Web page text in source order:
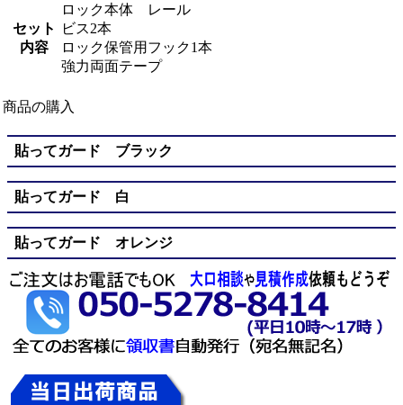
セット
内容
ロック本体 レール
ビス2本
ロック保管用フック1本
強力両面テープ
商品の購入
貼ってガード ブラック
貼ってガード 白
貼ってガード オレンジ